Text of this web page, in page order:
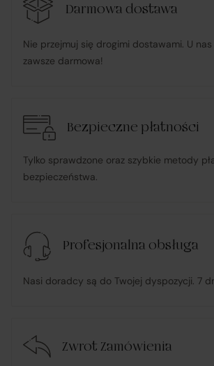
Darmowa dostawa
Nie przejmuj się drogimi dostawami. U
zawsze darmowa!
Bezpieczne płatności
Tylko sprawdzone oraz szybkie metody
bezpieczeństwa.
Profesjonalna obsługa
Nasi doradcy są do Twojej dyspozycji. 7
Zwrot Zamówienia
udzielonego pełnomocnictwa),
u Sprzedawcy i dokonując płatności
informuje Klienta o wysyłce
ponosi odpowiedzialność za zgodność
konsumenta;
udostępnia, na życzenie Klienta,